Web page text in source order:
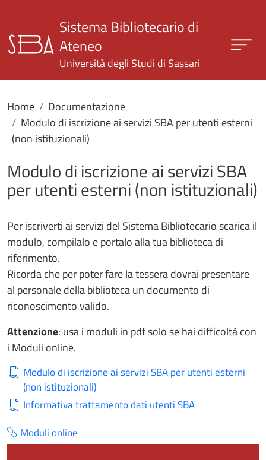
Sistema Bibliotecario di
Ateneo
Università degli Studi di Sassari
Home
Documentazione
Modulo di iscrizione ai servizi SBA per utenti esterni
(non istituzionali)
Modulo di iscrizione ai servizi SBA
per utenti esterni (non istituzionali)
Per iscriverti ai servizi del Sistema Bibliotecario scarica il
modulo, compilalo e portalo alla tua biblioteca di
riferimento.
Ricorda che per poter fare la tessera dovrai presentare
al personale della biblioteca un documento di
riconoscimento valido.
Attenzione: usa i moduli in pdf solo se hai difficoltà con
i Moduli online.
Modulo di iscrizione ai servizi SBA per utenti esterni
(non istituzionali)
Informativa trattamento dati utenti SBA
Moduli online